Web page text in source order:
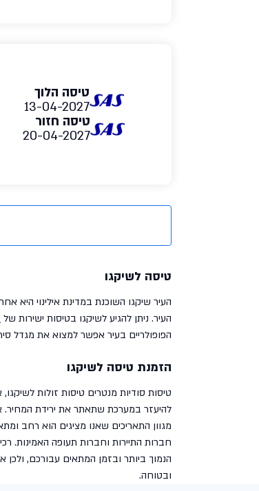
טיסה הלוך
13-04-2027
טיסה חזור
20-04-2027
טיסה לשיקגו
העיר. ניתן להגיע לשיקגו בטיסות ישירות של
הפופולריים בעיר אפשר למצוא את מגדל
הזמנת טיסה לשיקגו
טיסות סודיות מנטרים טיסות זולות
להיעזר במערכת שתאתר את ירידת המחיר.
מגוון התאריכים שאנו מציגים הוא רחב
חברות התיירות וחברות תעופה האמינות.
הנמוך ביותר ובזמן המתאים עבורכם, ולכן
ובטוחה.